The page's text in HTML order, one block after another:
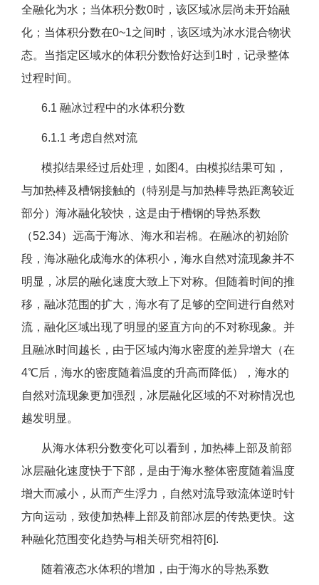
全融化为水；当体积分数0时，该区域冰层尚未开始融
化；当体积分数在0~1之间时，该区域为冰水混合物状
态。当指定区域水的体积分数恰好达到1时，记录整体
过程时间。
6.1 融冰过程中的水体积分数
6.1.1 考虑自然对流
模拟结果经过后处理，如图4。由模拟结果可知，
与加热棒及槽钢接触的（特别是与加热棒导热距离较近
部分）海冰融化较快，这是由于槽钢的导热系数
（52.34）远高于海冰、海水和岩棉。在融冰的初始阶
段，海冰融化成海水的体积小，海水自然对流现象并不
明显，冰层的融化速度大致上下对称。但随着时间的推
移，融冰范围的扩大，海水有了足够的空间进行自然对
流，融化区域出现了明显的竖直方向的不对称现象。并
且融冰时间越长，由于区域内海水密度的差异增大（在
4℃后，海水的密度随着温度的升高而降低），海水的
自然对流现象更加强烈，冰层融化区域的不对称情况也
越发明显。
从海水体积分数变化可以看到，加热棒上部及前部
冰层融化速度快于下部，是由于海水整体密度随着温度
增大而减小，从而产生浮力，自然对流导致流体逆时针
方向运动，致使加热棒上部及前部冰层的传热更快。这
种融化范围变化趋势与相关研究相符[6].
随着液态水体积的增加，由于海水的导热系数